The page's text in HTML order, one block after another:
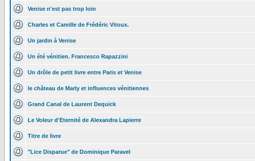
Venise n'est pas trop loin
Charles et Camille de Frédéric Vitoux.
Un jardin à Venise
Un été vénitien. Francesco Rapazzini
Un drôle de petit livre entre Paris et Venise
le château de Marly et influences vénitiennes
Grand Canal de Laurent Dequick
Le Voleur d'Eternité de Alexandra Lapierre
Titre de livre
"Lice Disparue" de Dominique Paravel